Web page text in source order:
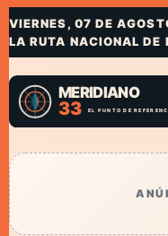
VIERNES, 07 DE
LA RUTA NACIONAL DE